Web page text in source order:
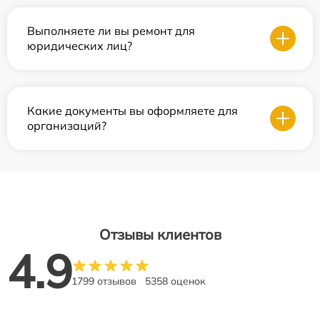
Выполняете ли вы ремонт для
юридических лиц?
Какие документы вы оформляете для
организаций?
Отзывы клиентов
4.91799 отзывов 5358 оценок